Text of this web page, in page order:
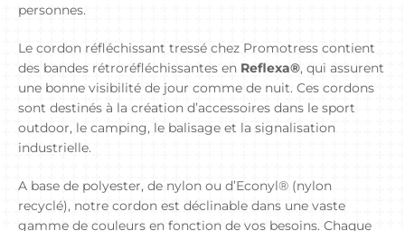
personnes.
Le cordon réfléchissant tressé chez Promotress contient
des bandes rétroréfléchissantes en Reflexa®, qui assurent
une bonne visibilité de jour comme de nuit. Ces cordons
sont destinés à la création d’accessoires dans le sport
outdoor, le camping, le balisage et la signalisation
industrielle.
A base de polyester, de nylon ou d’Econyl® (nylon
recyclé), notre cordon est déclinable dans une vaste
gamme de couleurs en fonction de vos besoins. Chaque